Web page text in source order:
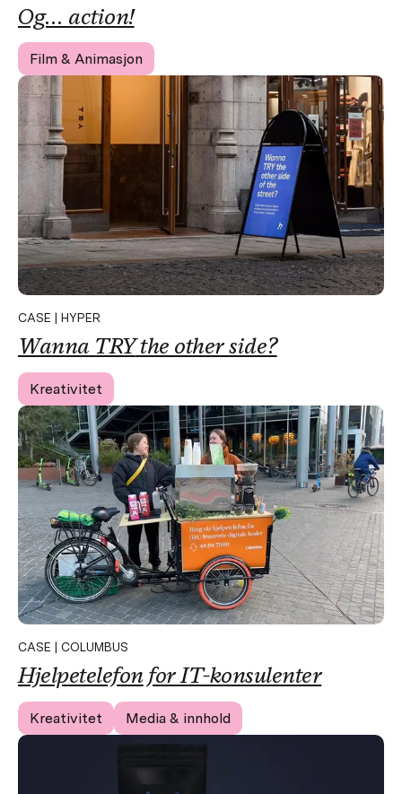
Og… action!
Film & Animasjon
CASE | HYPER
Wanna TRYthe other side?
Kreativitet
CASE | COLUMBUS
Hjelpetelefonfor IT-konsulenter
Kreativitet Media & innhold